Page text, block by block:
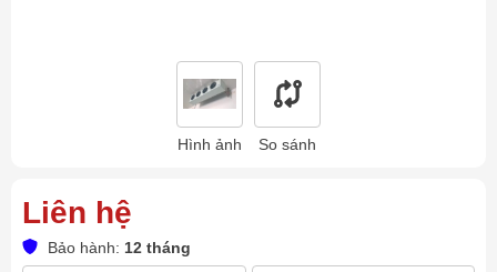
Hình ảnh So sánh
Liên hệ
Bảo hành: 12 tháng